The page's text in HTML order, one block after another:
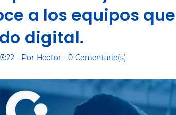
a los equipos
digital.
- Por Hector - 0 Comentario(s)